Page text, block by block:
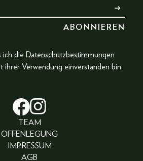
ich die Datenschutzbestimmungen
ihrer Verwendung einverstanden bin.
TEAM
OFFENLEGUNG
IMPRESSUM
AGB